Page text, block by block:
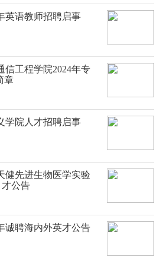
英语教师招聘启事
信工程学院2024年专
章
学院人才招聘启事
健先进生物医学实验
才公告
诚聘海内外英才公告